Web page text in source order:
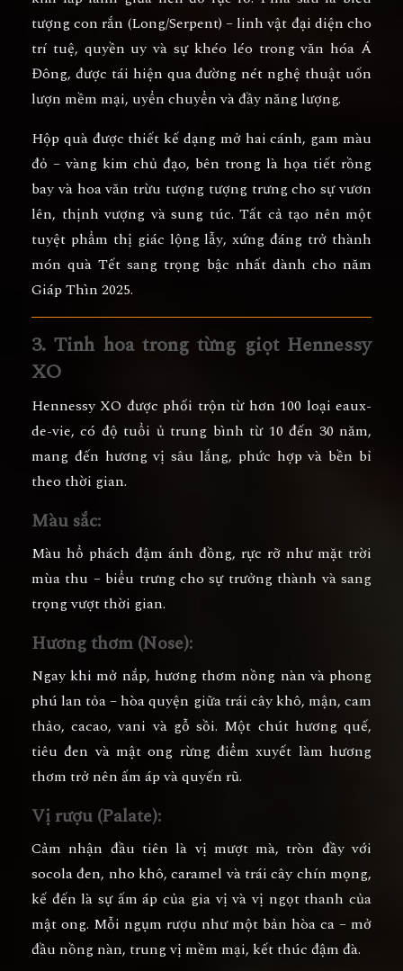
tượng con rắn (Long/Serpent) – linh vật đại diện cho
trí tuệ, quyền uy và sự khéo léo trong văn hóa Á
Đông, được tái hiện qua đường nét nghệ thuật uốn
lượn mềm mại, uyển chuyển và đầy năng lượng.
Hộp quà được thiết kế dạng mở hai cánh, gam màu
đỏ – vàng kim chủ đạo, bên trong là họa tiết rồng
bay và hoa văn trừu tượng tượng trưng cho sựvươn
lên, thịnh vượng và sung túc. Tất cả tạo nên một
tuyệt phẩm thị giác lộng lẫy, xứng đáng trở thành
món quà Tết sang trọng bậc nhất dành cho năm
Giáp Thìn 2025.
3. Tinh hoa trong từng giọt Hennessy
XO
Hennessy XO được phối trộn từ hơn 100 loại eaux-
de-vie, có độ tuổi ủ trung bìnhtừ 10 đến 30 năm,
mang đến hương vị sâu lắng, phức hợp và bền bỉ
theo thời gian.
Màu sắc:
Màu hổ phách đậm ánh đồng, rực rỡ như mặt trời
mùa thu – biểu trưng cho sự trưởng thành và sang
trọng vượt thời gian.
Hương thơm (Nose):
Ngay khi mở nắp, hương thơmnồng nàn và phong
phú lan tỏa – hòa quyện giữatrái cây khô, mận, cam
thảo, cacao, vani và gỗ sồi. Một chút hươngquế,
tiêu đen và mật ong rừngđiểm xuyết làm hương
thơm trở nên ấm áp và quyến rũ.
Vị rượu (Palate):
Cảm nhận đầu tiên là vị mượt mà, tròn đầyvới
socola đen, nho khô, caramel và trái cây chín mọng,
kế đến làsự ấm áp của gia vị và vị ngọt thanh của
mật ong. Mỗi ngụm rượu như một bản hòa ca – mở
đầu nồng nàn, trung vị mềm mại, kết thúc đậm đà.